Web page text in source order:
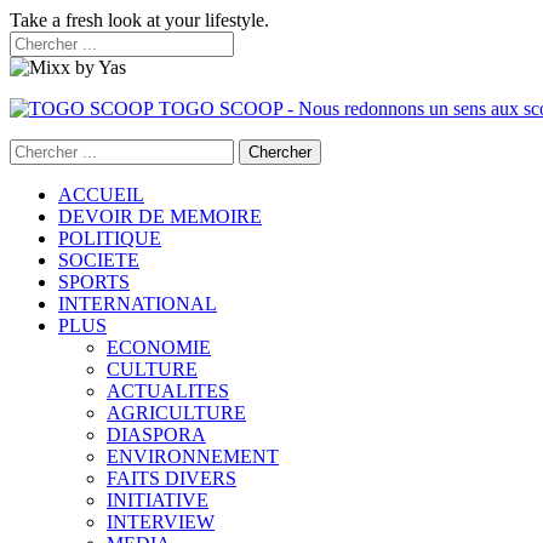
Take a fresh look at your lifestyle.
TOGO SCOOP - Nous redonnons un sens aux
ACCUEIL
DEVOIR DE MEMOIRE
POLITIQUE
SOCIETE
SPORTS
INTERNATIONAL
PLUS
ECONOMIE
CULTURE
ACTUALITES
AGRICULTURE
DIASPORA
ENVIRONNEMENT
FAITS DIVERS
INITIATIVE
INTERVIEW